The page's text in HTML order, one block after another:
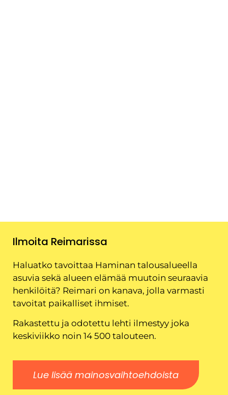
Ilmoita Reimarissa
Haluatko tavoittaa Haminan talousalueella
asuvia sekä alueen elämää muutoin seuraavia
henkilöitä? Reimari on kanava, jolla varmasti
tavoitat paikalliset ihmiset.
Rakastettu ja odotettu lehti ilmestyy joka
keskiviikko noin 14 500 talouteen.
Lue lisää mainosvaihtoehdoista